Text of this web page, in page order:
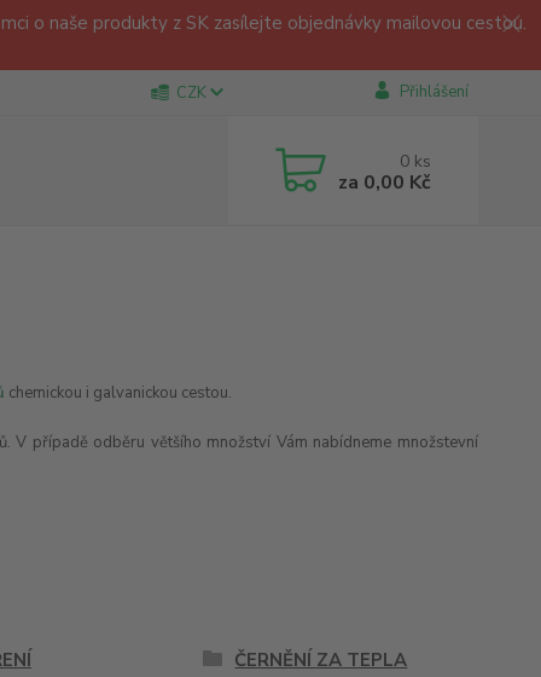
o naše produkty z SK zasílejte objednávky mailovou cestou.
CZK Přihlášení
0 ks
za 0,00 Kč
chemickou i galvanickou cestou.
případě odběru většího množství Vám nabídneme množstevní
ČERNĚNÍ ZA TEPLA